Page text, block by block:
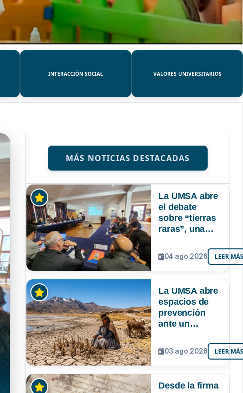
INTERACCIÓN SOCIAL VALORES UNIVERSITARIOS
MÁS NOTICIAS DESTACADAS
La UMSA abre
el debate
sobre “tierras
raras”, una
mineral que
Bolivia aún no
explora ni
04 ago 2026 LEER
La UMSA abre
espacios de
prevención
ante un
Niño que
podría superar
a los tres
Bolivia
03 ago 2026 LEER
Desde la firma